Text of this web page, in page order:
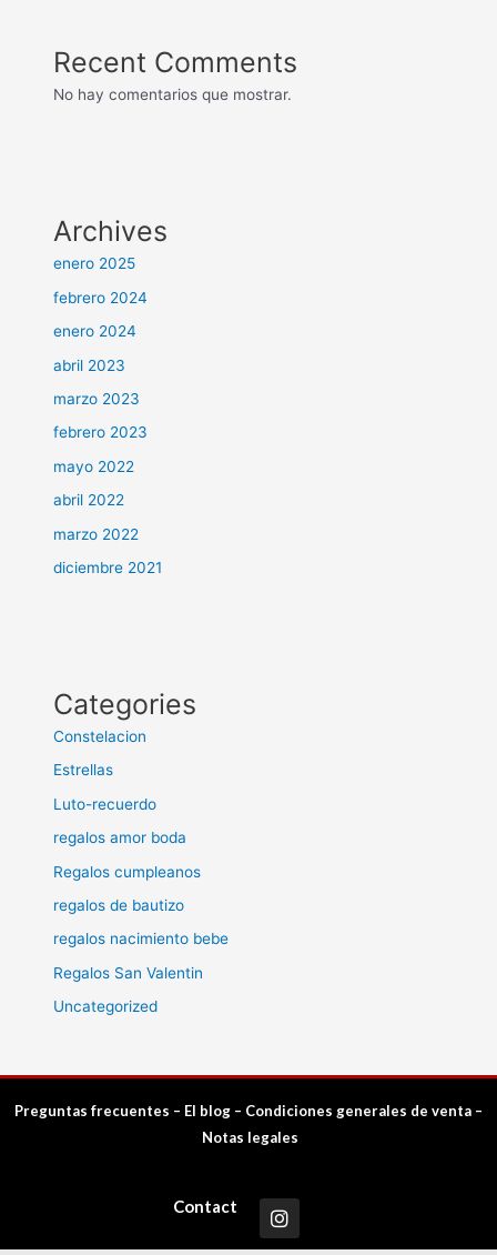
Recent Comments
No hay comentarios que mostrar.
Archives
enero 2025
febrero 2024
enero 2024
abril 2023
marzo 2023
febrero 2023
mayo 2022
abril 2022
marzo 2022
diciembre 2021
Categories
Constelacion
Estrellas
Luto-recuerdo
regalos amor boda
Regalos cumpleanos
regalos de bautizo
regalos nacimiento bebe
Regalos San Valentin
Uncategorized
Preguntas frecuentes – El blog – Condiciones generales de venta –
Notas legales
Contact